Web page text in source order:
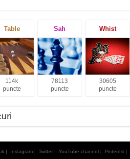
Table
114k
puncte
Sah
78113
puncte
Whist
30605
puncte
| Instagram| Twitter| YouTube channel| Pinterest|